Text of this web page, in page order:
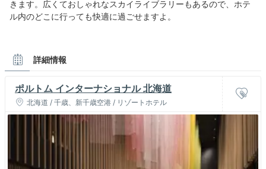
きます。広くておしゃれなスカイライブラリーもあるので、ホテ
ル内のどこに行っても快適に過ごせますよ。
詳細情報
ポルトム インターナショナル 北海道
北海道 / 千歳、新千歳空港 / リゾートホテル